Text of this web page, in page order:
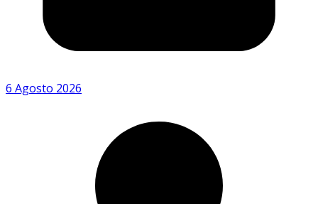
6 Agosto 2026